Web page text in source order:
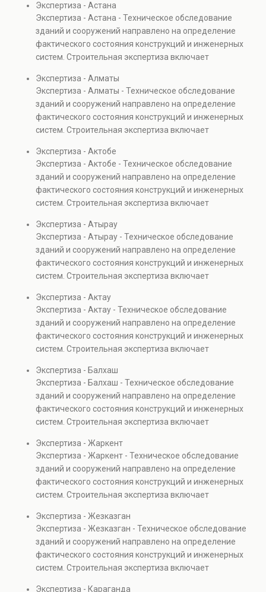
элементов и оценку эксплуатационной безопасности.
Услуга востребована при покупке недвижимости,
капитальном ремонте и реконструкции объектов, а
также при судебных разбирательствах и технических
проверках.
Экспертиза - Астана
Экспертиза - Астана - Техническое обследование
зданий и сооружений направлено на определение
фактического состояния конструкций и инженерных
систем. Строительная экспертиза включает
элементов и оценку эксплуатационной безопасности.
Услуга востребована при покупке недвижимости,
капитальном ремонте и реконструкции объектов, а
также при судебных разбирательствах и технических
проверках.
Экспертиза - Алматы
Экспертиза - Алматы - Техническое обследование
зданий и сооружений направлено на определение
фактического состояния конструкций и инженерных
систем. Строительная экспертиза включает
элементов и оценку эксплуатационной безопасности.
Услуга востребована при покупке недвижимости,
капитальном ремонте и реконструкции объектов, а
также при судебных разбирательствах и технических
проверках.
Экспертиза - Актобе
Экспертиза - Актобе - Техническое обследование
зданий и сооружений направлено на определение
фактического состояния конструкций и инженерных
систем. Строительная экспертиза включает
элементов и оценку эксплуатационной безопасности.
Услуга востребована при покупке недвижимости,
капитальном ремонте и реконструкции объектов, а
также при судебных разбирательствах и технических
проверках.
Экспертиза - Атырау
Экспертиза - Атырау - Техническое обследование
зданий и сооружений направлено на определение
фактического состояния конструкций и инженерных
систем. Строительная экспертиза включает
элементов и оценку эксплуатационной безопасности.
Услуга востребована при покупке недвижимости,
капитальном ремонте и реконструкции объектов, а
также при судебных разбирательствах и технических
проверках.
Экспертиза - Актау
Экспертиза - Актау - Техническое обследование
зданий и сооружений направлено на определение
фактического состояния конструкций и инженерных
систем. Строительная экспертиза включает
элементов и оценку эксплуатационной безопасности.
Услуга востребована при покупке недвижимости,
капитальном ремонте и реконструкции объектов, а
также при судебных разбирательствах и технических
проверках.
Экспертиза - Балхаш
Экспертиза - Балхаш - Техническое обследование
зданий и сооружений направлено на определение
фактического состояния конструкций и инженерных
систем. Строительная экспертиза включает
элементов и оценку эксплуатационной безопасности.
Услуга востребована при покупке недвижимости,
капитальном ремонте и реконструкции объектов, а
также при судебных разбирательствах и технических
проверках.
Экспертиза - Жаркент
Экспертиза - Жаркент - Техническое обследование
зданий и сооружений направлено на определение
фактического состояния конструкций и инженерных
систем. Строительная экспертиза включает
элементов и оценку эксплуатационной безопасности.
Услуга востребована при покупке недвижимости,
капитальном ремонте и реконструкции объектов, а
также при судебных разбирательствах и технических
проверках.
Экспертиза - Жезказган
Экспертиза - Жезказган - Техническое обследование
зданий и сооружений направлено на определение
фактического состояния конструкций и инженерных
систем. Строительная экспертиза включает
Экспертиза - Караганда